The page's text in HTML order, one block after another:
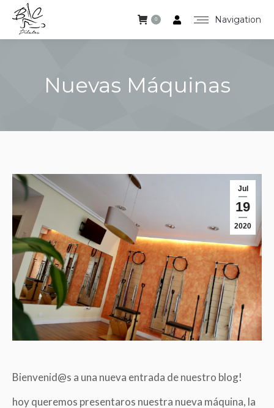
Navigation
0
Nuevas Máquinas
Jul
19
2020
Bienvenid@s a una nueva entrada de nuestro blog!
hoy queremos presentaros nuestra nueva máquina, la